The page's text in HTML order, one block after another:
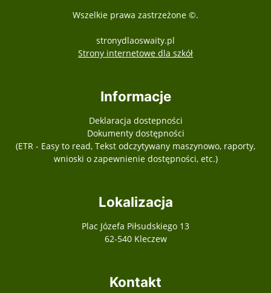
Wszelkie prawa zastrzeżone ©.
stronydlaoswaity.pl
Strony internetowe dla szkółotwiera się w
Informacje
Deklaracja dostepności
Dokumenty dostępności
(ETR - Easy to read, Tekst odczytywany maszynowo, raporty,
wnioski o zapewnienie dostępności, etc.)
Lokalizacja
Plac Józefa Piłsudskiego 13
62-540 Kleczew
Kontakt